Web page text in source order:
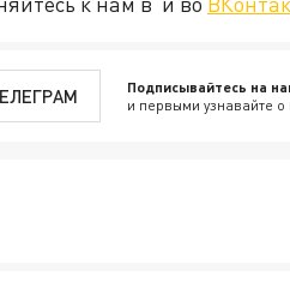
Подписывайтесь на
и первыми узнавайте